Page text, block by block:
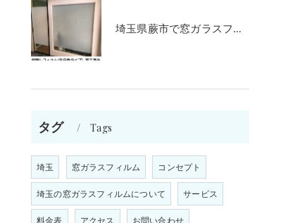
埼玉県蕨市で窓ガラスフィルム施工をお考えの方
タグ Tags
埼玉 窓ガラスフィルム コンセプト
埼玉の窓ガラスフィルムについて サービス
料金表 アクセス お問い合わせ